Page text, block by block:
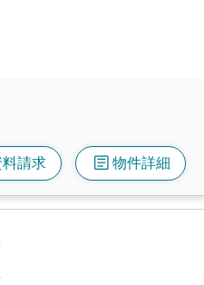
請求 article物件詳細